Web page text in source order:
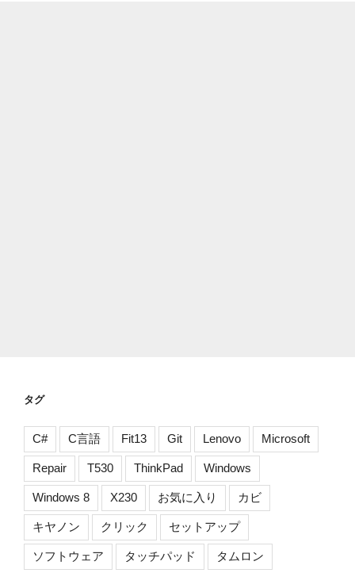
タグ
C# C言語 Fit13 Git Lenovo Microsoft
Repair T530 ThinkPad Windows
Windows 8 X230 お気に入り カビ
キヤノン クリック セットアップ
ソフトウェア タッチパッド タムロン